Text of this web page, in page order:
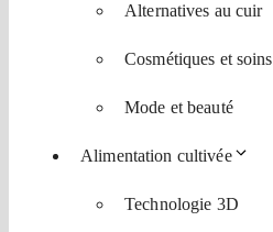
Alternatives au cuir
Cosmétiques et soins
Mode et beauté
Alimentation cultivée
Technologie 3D